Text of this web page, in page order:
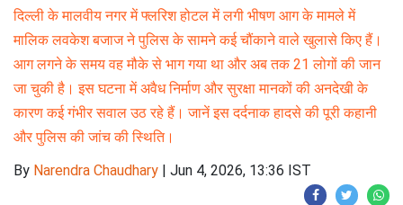
दिल्ली के मालवीय नगर में फ्लरिश होटल में लगी भीषण आग के मामले में
मालिक लवकेश बजाज ने पुलिस के सामने कई चौंकाने वाले खुलासे किए हैं।
आग लगने के समय वह मौके से भाग गया था और अब तक 21 लोगों की जान
जा चुकी है। इस घटना में अवैध निर्माण और सुरक्षा मानकों की अनदेखी के
कारण कई गंभीर सवाल उठ रहे हैं। जानें इस दर्दनाक हादसे की पूरी कहानी
और पुलिस की जांच की स्थिति।
By Narendra Chaudhary | Jun 4, 2026, 13:36 IST